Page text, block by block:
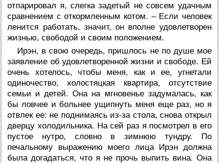
отпарировал я, слегка задетый не совсем удачным
сравнением с откормленным котом. – Если человек
ленится работать, значит, он вполне удовлетворен
жизнью, свободой и своим положением.
Ирэн, в свою очередь, пришлось не по душе мое
заявление об удовлетворенной жизни и свободе. Ей
очень хотелось, чтобы меня, как и ее, угнетали
одиночество, холостяцкая квартира, отсутствие
семьи и детей. Она на мгновенье задумалась, как
бы ловчее и больнее ущипнуть меня еще раз, но я
отвлек ее: не поднимаясь из-за стола, снова открыл
дверцу холодильника. На сей раз я посмотрел в его
пустое нутро, словно в зимнюю тундру. По
печальному выражению моего лица Ирэн должна
была догадаться, что я не прочь выпить вина. Она